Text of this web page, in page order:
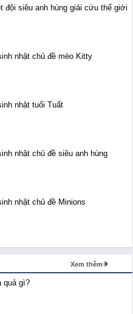
đội siêu anh hùng giải cứu thế giới
nhật chủ đề mèo Kitty
nhật tuổi Tuất
nhật chủ đề siêu anh hùng
nhật chủ đề Minions
Xem thêm
quả gì?